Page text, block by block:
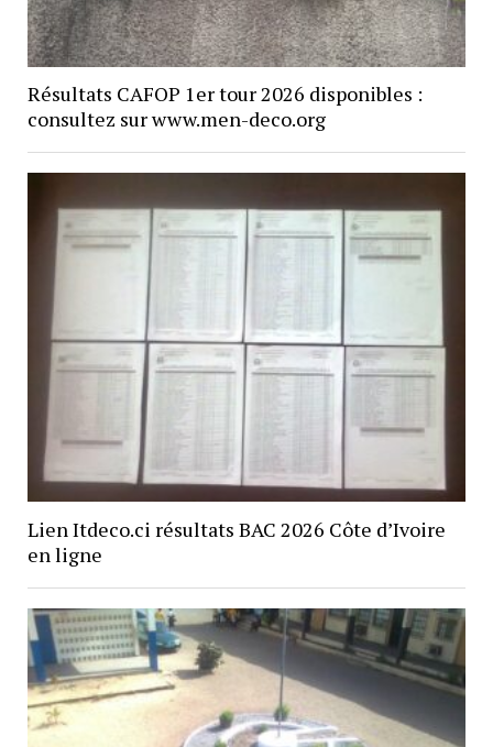
Résultats CAFOP 1er tour 2026 disponibles :
consultez sur www.men-deco.org
Lien Itdeco.ci résultats BAC 2026 Côte d’Ivoire
en ligne